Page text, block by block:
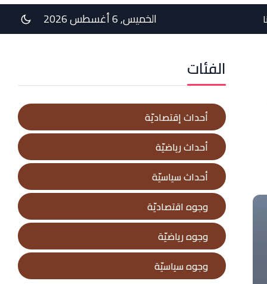
الخميس, 6 أغسطس 2026
الفئات
أحداث إقتصاديّة
أحداث رياضيّة
أحداث سياسيّة
وجوه اقتصاديّة
وجوه رياضيّة
وجوه سياسيّة